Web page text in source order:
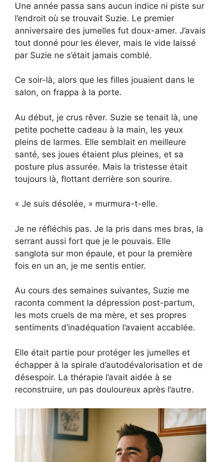
Une année passa sans aucun indice ni piste sur
l’endroit où se trouvait Suzie. Le premier
anniversaire des jumelles fut doux-amer. J’avais
tout donné pour les élever, mais le vide laissé
par Suzie ne s’était jamais comblé.
Ce soir-là, alors que les filles jouaient dans le
salon, on frappa à la porte.
Au début, je crus rêver. Suzie se tenait là, une
petite pochette cadeau à la main, les yeux
pleins de larmes. Elle semblait en meilleure
santé, ses joues étaient plus pleines, et sa
posture plus assurée. Mais la tristesse était
toujours là, flottant derrière son sourire.
« Je suis désolée, » murmura-t-elle.
Je ne réfléchis pas. Je la pris dans mes bras, la
serrant aussi fort que je le pouvais. Elle
sanglota sur mon épaule, et pour la première
fois en un an, je me sentis entier.
Au cours des semaines suivantes, Suzie me
raconta comment la dépression post-partum,
les mots cruels de ma mère, et ses propres
sentiments d’inadéquation l’avaient accablée.
Elle était partie pour protéger les jumelles et
échapper à la spirale d’autodévalorisation et de
désespoir. La thérapie l’avait aidée à se
reconstruire, un pas douloureux après l’autre.